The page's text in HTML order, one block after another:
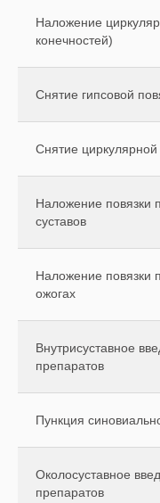
Наложение
конечностей)
Снятие гипсовой
Снятие циркулярной
Наложение повязки
суставов
Наложение повязки
ожогах
Внутрисуставное
препаратов
Пункция
Околосуставное
препаратов